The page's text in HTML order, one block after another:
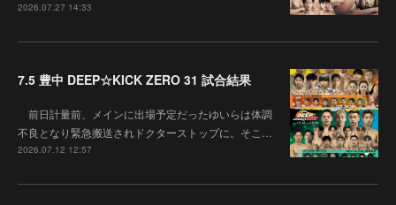
2026.07.27 14:33
7.5 豊中 DEEP☆KICK ZERO 31 試合結果
前日計量前、メインに出場予定だったゆいらは体調
不良となり緊急搬送されドクターストップに。そこ…
2026.07.12 12:57